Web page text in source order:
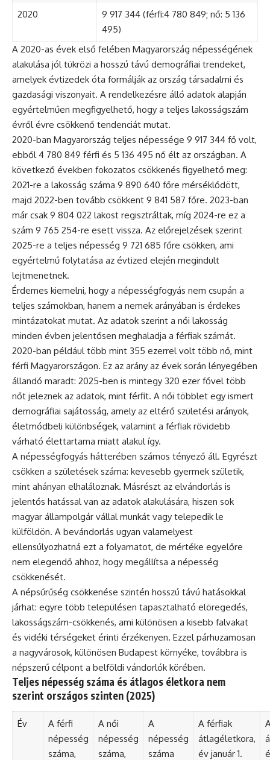
2020
9 917 344 (férfi:4 780 849; nő: 5 136
495)
A 2020-as évek első felében Magyarország népességének
alakulása jól tükrözi a hosszú távú demográfiai trendeket,
amelyek évtizedek óta formálják az ország társadalmi és
gazdasági viszonyait. A rendelkezésre álló adatok alapján
egyértelműen megfigyelhető, hogy a teljes lakosságszám
évről évre csökkenő tendenciát mutat.
2020-ban Magyarország teljes népessége 9 917 344 fő volt,
ebből 4 780 849 férfi és 5 136 495 nő élt az országban. A
következő években fokozatos csökkenés figyelhető meg:
2021-re a lakosság száma 9 890 640 főre mérséklődött,
majd 2022-ben tovább csökkent 9 841 587 főre. 2023-ban
már csak 9 804 022 lakost regisztráltak, míg 2024-re ez a
szám 9 765 254-re esett vissza. Az előrejelzések szerint
2025-re a teljes népesség 9 721 685 főre csökken, ami
egyértelmű folytatása az évtized elején megindult
lejtmenetnek.
Érdemes kiemelni, hogy a népességfogyás nem csupán a
teljes számokban, hanem a nemek arányában is érdekes
mintázatokat mutat. Az adatok szerint a női lakosság
minden évben jelentősen meghaladja a férfiak számát.
2020-ban például több mint 355 ezerrel volt több nő, mint
férfi Magyarországon. Ez az arány az évek során lényegében
állandó maradt: 2025-ben is mintegy 320 ezer fővel több
nőt jeleznek az adatok, mint férfit. A női többlet egy ismert
demográfiai sajátosság, amely az eltérő születési arányok,
életmódbeli különbségek, valamint a férfiak rövidebb
várható élettartama miatt alakul így.
A népességfogyás hátterében számos tényező áll. Egyrészt
csökken a születések száma: kevesebb gyermek születik,
mint ahányan elhaláloznak. Másrészt az elvándorlás is
jelentős hatással van az adatok alakulására, hiszen sok
magyar állampolgár vállal munkát vagy telepedik le
külföldön. A bevándorlás ugyan valamelyest
ellensúlyozhatná ezt a folyamatot, de mértéke egyelőre
nem elegendő ahhoz, hogy megállítsa a népesség
csökkenését.
A népsűrűség csökkenése szintén hosszú távú hatásokkal
járhat: egyre több településen tapasztalható elöregedés,
lakosságszám-csökkenés, ami különösen a kisebb falvakat
és vidéki térségeket érinti érzékenyen. Ezzel párhuzamosan
a nagyvárosok, különösen Budapest környéke, továbbra is
népszerű célpont a belföldi vándorlók körében.
Teljes népesség száma és átlagos életkora nem
szerint országos szinten (2025)
Év
A férfi
népesség
száma,
A női
népesség
száma,
A
népesség
száma
A férfiak
átlagéletkora,
év január 1.